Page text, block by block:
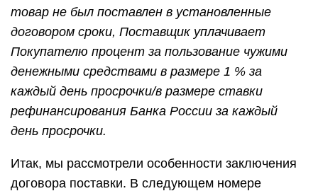
товар не был поставлен в установленные
договором сроки, Поставщик уплачивает
Покупателю процент за пользование чужими
денежными средствами в размере 1 % за
каждый день просрочки/в размере ставки
рефинансирования Банка России за каждый
день просрочки.
Итак, мы рассмотрели особенности заключения
договора поставки. В следующем номере